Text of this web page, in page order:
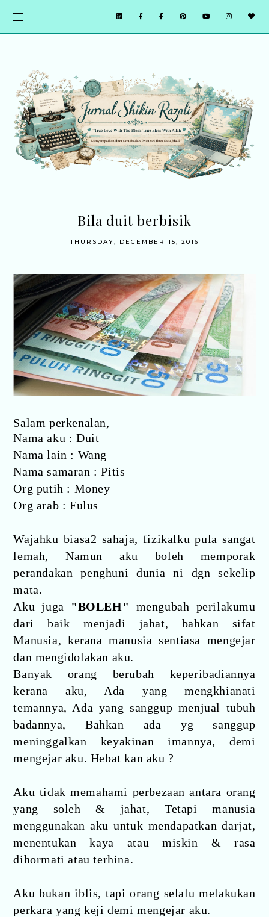
Bila duit berbisik
THURSDAY, DECEMBER 15, 2016
Salam perkenalan,
Nama aku : Duit
Nama lain : Wang
Nama samaran : Pitis
Org putih : Money
Org arab : Fulus
Wajahku biasa2 sahaja, fizikalku pula sangat
lemah, Namun aku boleh memporak
perandakan penghuni dunia ni dgn sekelip
mata.
Aku juga "BOLEH" mengubah perilakumu
dari baik menjadi jahat, bahkan sifat
Manusia, kerana manusia sentiasa mengejar
dan mengidolakan aku.
Banyak orang berubah keperibadiannya
kerana aku,­­­­ Ada yang mengkhianati
temannya, Ada yang sanggup menjual tubuh
badannya, Bahkan ada yg sanggup
meninggalkan keyakinan imannya, demi
mengejar aku. Hebat kan aku ?
Aku tidak memahami perbezaan antara orang
yang soleh & jahat, Tetapi manusia
menggunakan aku untuk mendapatkan darjat,
menentukan kaya atau miskin & rasa
dihormati atau terhina.
Aku bukan iblis, tapi orang selalu melakukan
perkara yang keji demi mengejar aku.